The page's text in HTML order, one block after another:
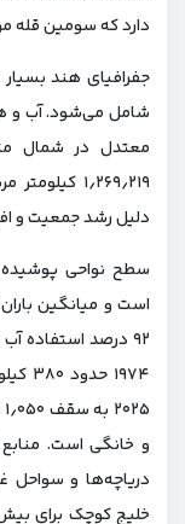
دارد که سومین قله
جفرافیای هند
شامل می‌شود. آب و
معتدل در شمال
دلیل رشد جمعیت و
۹۲ درصد
و خانگی است. منابع
دریاچه‌ها و سواحل